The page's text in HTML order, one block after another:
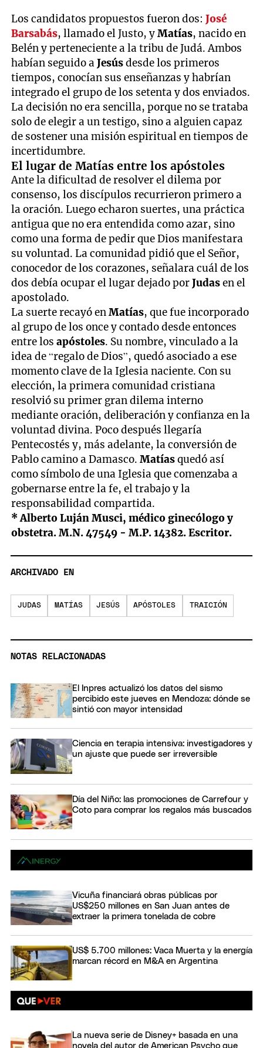
Los candidatos propuestos fueron dos: José
Barsabás, llamado el Justo, yMatías, nacido en
Belén y perteneciente a la tribu de Judá. Ambos
habían seguido aJesúsdesde los primeros
tiempos, conocían sus enseñanzas y habrían
integrado el grupo de los setenta y dos enviados.
La decisión no era sencilla, porque no se trataba
solo de elegir a un testigo, sino a alguien capaz
de sostener una misión espiritual en tiempos de
incertidumbre.
El lugar de Matías entre los apóstoles
Ante la dificultad de resolver el dilema por
consenso, los discípulos recurrieron primero a
la oración. Luego echaron suertes, una práctica
antigua que no era entendida como azar, sino
como una forma de pedir que Dios manifestara
su voluntad. La comunidad pidió que el Señor,
conocedor de los corazones, señalara cuál de los
dos debía ocupar el lugar dejado porJudasen el
apostolado.
La suerte recayó enMatías, que fue incorporado
al grupo de los once y contado desde entonces
entre losapóstoles. Su nombre, vinculado a la
idea de “regalo de Dios”, quedó asociado a ese
momento clave de la Iglesia naciente. Con su
elección, la primera comunidad cristiana
resolvió su primer gran dilema interno
mediante oración, deliberación y confianza en la
voluntad divina. Poco después llegaría
Pentecostés y, más adelante, la conversión de
Pablo camino a Damasco.Matíasquedó así
como símbolo de una Iglesia que comenzaba a
gobernarse entre la fe, el trabajo y la
responsabilidad compartida.
* Alberto Luján Musci, médico ginecólogo y
obstetra. M.N. 47549 - M.P. 14382. Escritor.
ARCHIVADO EN
JUDAS MATÍAS JESÚS APÓSTOLES TRAICIÓN
NOTAS RELACIONADAS
El Inpres actualizó los datos del sismo
percibido este jueves en Mendoza: dónde se
sintió con mayor intensidad
Ciencia en terapia intensiva: investigadores y
un ajuste que puede ser irreversible
Día del Niño: las promociones de Carrefour y
Coto para comprar los regalos más buscados
Vicuña financiará obras públicas por
US$250 millones en San Juan antes de
extraer la primera tonelada de cobre
US$ 5.700 millones: Vaca Muerta y la energía
marcan récord en M&A en Argentina
La nueva serie de Disney+ basada en una
novela del autor de American Psycho que